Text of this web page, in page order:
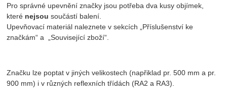
Pro správné upevnění značky jsou potřeba dva kusy objímek,
které nejsou součástí balení.
Upevňovací materiál naleznete v sekcích „Příslušenství ke
značkám“ a „Související zboží“.
Značku lze poptat v jiných velikostech (napřiklad pr. 500 mm a pr.
900 mm) i v různých reflexních třídách (RA2 a RA3).